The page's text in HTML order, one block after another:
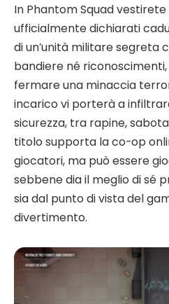
In Phantom Squad vestirete
ufficialmente dichiarati
di un’unità militare segreta
bandiere né
fermare una minaccia
incarico vi porterà a
sicurezza, tra rapine,
titolo supporta la co-op
giocatori, ma può essere
sebbene dia il meglio di sé
sia dal punto di vista del
divertimento.